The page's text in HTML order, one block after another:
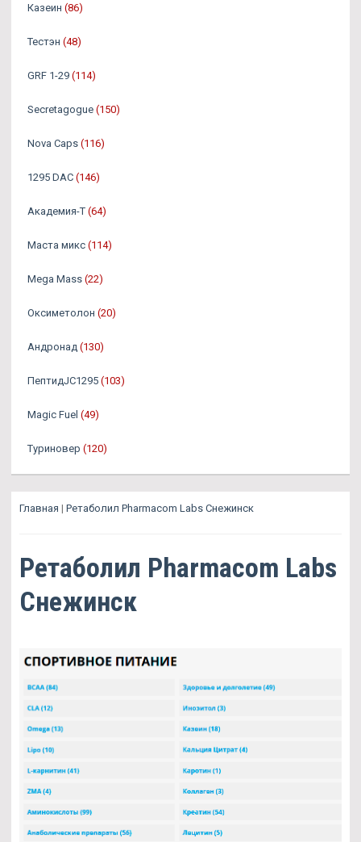
Казеин (86)
Тестэн (48)
GRF 1-29 (114)
Secretagogue (150)
Nova Caps (116)
1295 DAC (146)
Академия-Т (64)
Маста микс (114)
Mega Mass (22)
Оксиметолон (20)
Андронад (130)
ПептидJC1295 (103)
Magic Fuel (49)
Туриновер (120)
Главная | Ретаболил Pharmacom Labs Снежинск
Ретаболил Pharmacom Labs
Снежинск